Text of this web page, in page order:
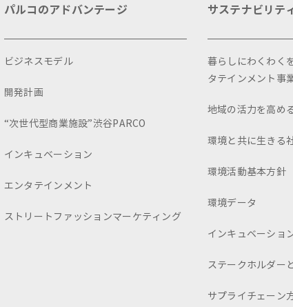
パルコのアドバンテージ
ビジネスモデル
開発計画
“次世代型商業施設”渋谷PARCO
インキュベーション
エンタテインメント
ストリートファッションマーケティング
サステナビリテ
暮らしにわくわく
タテインメント事
地域の活力を高め
環境と共に生きる
環境活動基本方針
環境データ
インキュベーショ
ステークホルダー
サプライチェーン